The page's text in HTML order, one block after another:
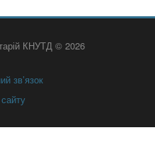
КНУТД © 2026
зв’язок